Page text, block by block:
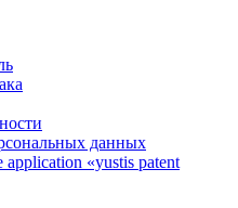
данных
«yustis patent